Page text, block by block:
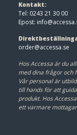
Kontakt:
Tel: 0243 21 30 00
Epost:
order@accessa.se
Hos Accessa är du
med dina frågor och
Vår personal är
till hands för att
produkt. Hos
ett varmare